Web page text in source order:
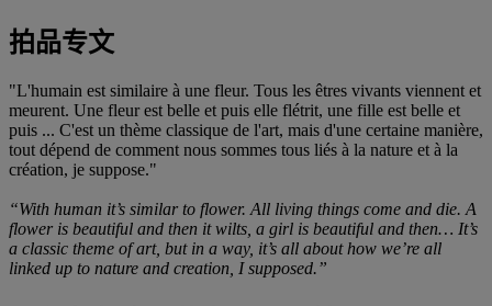
拍品专文
"L'humain est similaire à une fleur. Tous les êtres vivants viennent et
meurent. Une fleur est belle et puis elle flétrit, une fille est belle et
puis ... C'est un thème classique de l'art, mais d'une certaine manière,
tout dépend de comment nous sommes tous liés à la nature et à la
création, je suppose."
“With human it’s similar to flower. All living things come and die. A
flower is beautiful and then it wilts, a girl is beautiful and then… It’s
a classic theme of art, but in a way, it’s all about how we’re all
linked up to nature and creation, I supposed.”